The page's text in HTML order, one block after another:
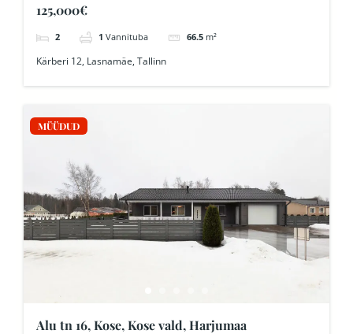
125,000€
2 1 Vannituba 66.5 m²
Kärberi 12, Lasnamäe, Tallinn
MÜÜDUD
Alu tn 16, Kose, Kose vald, Harjumaa